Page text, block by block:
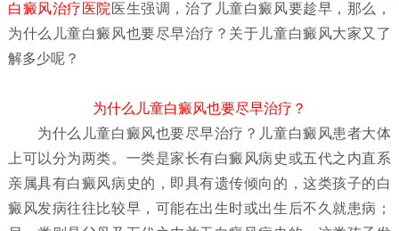
白癜风治疗医院 医生强调，治了儿童白癜风要趁早，那么，
为什么儿童白癜风也要尽早治疗？关于儿童白癜风大家又了
解多少呢？
为什么儿童白癜风也要尽早治疗？
为什么儿童白癜风也要尽早治疗？ 儿童白癜风患者大体
上可以分为两类。一类是家长有白癜风病史或五代之内直系
亲属具有白癜风病史的，即具有遗传倾向的，这类孩子的白
癜风发病往往比较早，可能在出生时或出生后不久就患病；